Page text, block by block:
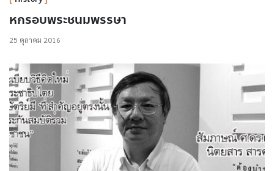
หกรอบพระชนมพรรษา
25 ตุลาคม 2016